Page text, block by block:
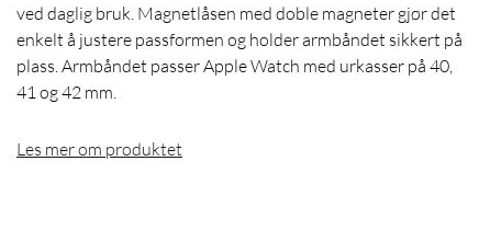
ved daglig bruk. Magnetlåsen med doble magneter gjør det
enkelt å justere passformen og holder armbåndet sikkert på
plass. Armbåndet passer Apple Watch med urkasser på 40,
41 og 42 mm.
Les mer om produktet